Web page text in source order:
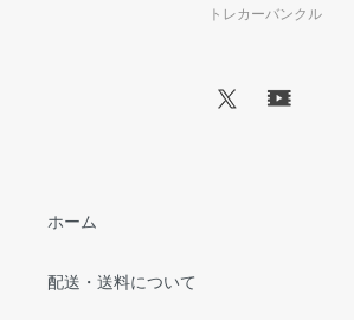
トレカーバンクル
ホーム
配送・送料について